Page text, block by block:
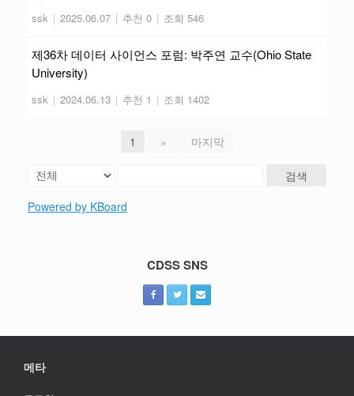
ssk | 2025.06.07 | 추천 0 | 조회 546
제36차 데이터 사이언스 포럼: 박주연 교수(Ohio State
University)
ssk | 2024.06.13 | 추천 1 | 조회 1402
1 » 마지막
검색
Powered by KBoard
CDSS SNS
메타